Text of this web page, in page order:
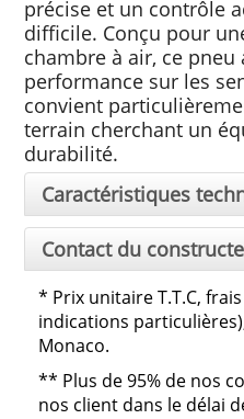
précise et un contrôle
difficile. Conçu pour
chambre à air, ce
performance sur les
convient
terrain cherchant un
durabilité.
Caractéristiques
Contact du
* Prix unitaire T.T.C,
indications
Monaco.
** Plus de 95% de nos
nos client dans le délai